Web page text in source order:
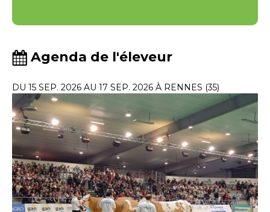
Agenda de l'éleveur
DU 15 SEP. 2026 AU 17 SEP. 2026 À RENNES (35)